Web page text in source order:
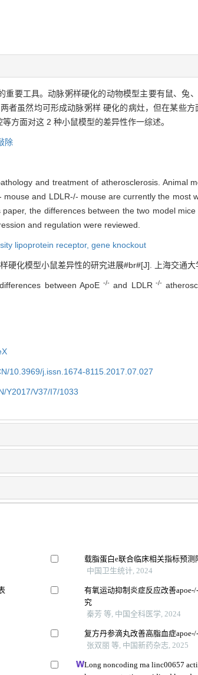
要工具。动脉粥样硬化的动物模型主要有鼠、兔
者虽然均可形成动脉粥样 硬化的病灶，但在某些
方面对这 2 种小鼠模型的差异性作一综述。
除
and treatment of atherosclerosis. Animal
and LDLR-/- mouse are currently the most
the differences between the two model
and regulation were reviewed.
lipoprotein receptor, gene knockout
硬化模型小鼠差异性的研究进展#br#[J]. 上海交通
between ApoE-/- and LDLR -/-
10.3969/j.issn.1674-8115.2017.07.027
Y2017/V37/I7/1033
载脂蛋白e联合临床相关指标预
中国卫生统计, 2024
有氧运动抑制炎症反应改善
究
秦芳 等, 中国全科医学, 2024
复方丹参滴丸改善高脂血症
张双丽 等, 中国新药杂志, 2025
Long noncoding rna linc00657